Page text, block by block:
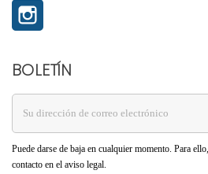
BOLETÍN
Puede darse de baja en cualquier momento. Para
contacto en el aviso legal.